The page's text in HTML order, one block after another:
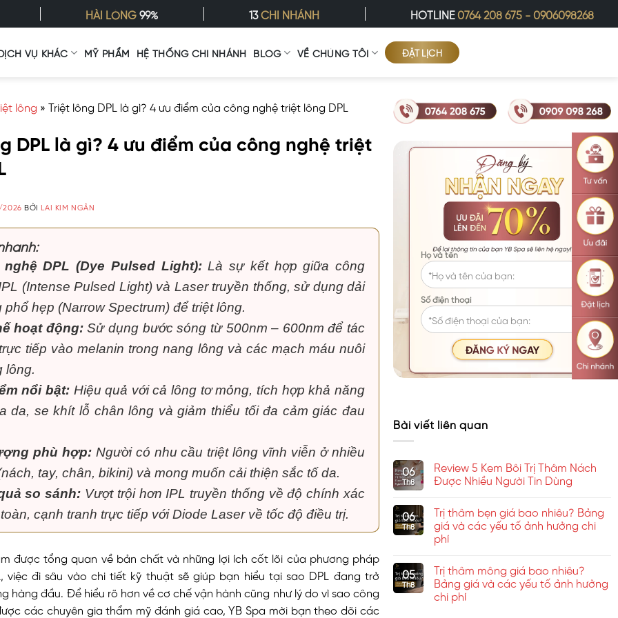
HÀI LÒNG99% 13CHI NHÁNH HOTLINE0764 208 675 -0906098268
VỤ KHÁC MỸ PHẨM HỆ THỐNG CHI NHÁNH BLOG VỀ CHÚNG TÔI ĐẶT LỊCH
lông » Triệt lông DPL là gì? 4 ưu điểm của công nghệ triệt lông DPL
DPL là gì? 4 ưu điểm của công nghệ triệt
BỞI LAI KIM NGÂN
nghệ DPL (Dye Pulsed Light):Là sự kết hợp giữa công
(Intense Pulsed Light) và Laser truyền thống, sử dụng dải
phổ hẹp (Narrow Spectrum) để triệt lông.
hoạt động:Sử dụng bước sóng từ 500nm – 600nm để tác
tiếp vào melanin trong nang lông và các mạch máu nuôi
lông.
nổi bật:Hiệu quả với cả lông tơ mỏng, tích hợp khả năng
da, se khít lỗ chân lông và giảm thiểu tối đa cảm giác đau
phù hợp:Người có nhu cầu triệt lông vĩnh viễn ở nhiều
tay, chân, bikini) và mong muốn cải thiện sắc tố da.
so sánh: Vượt trội hơn IPL truyền thống về độ chính xác
cạnh tranh trực tiếp với Diode Laser về tốc độ điều trị.
được tổng quan về bản chất và những lợi ích cốt lõi của phương pháp
việc đi sâu vào chi tiết kỹ thuật sẽ giúp bạn hiểu tại sao DPL đang trở
hàng đầu. Để hiểu rõ hơn về cơ chế vận hành cũng như lý do vì sao công
các chuyên gia thẩm mỹ đánh giá cao, YB Spa mời bạn theo dõi các
Họ và tên
Số điện thoại
Bài viết liên quan
06
Th8
Review 5 Kem Bôi Trị Thâm Nách
Được Nhiều Người Tin Dùng
bình
luận
ở
Review
5
Bôi
Trị
Thâm
Nách
Được
06
Th8
Trị thâm bẹn giá bao nhiêu? Bảng
giá và các yếu tố ảnh hưởng chi
phí
bình
luận
ở
Trị
05
Th8
Trị thâm mông giá bao nhiêu?
Bảng giá và các yếu tố ảnh hưởng
chi phí